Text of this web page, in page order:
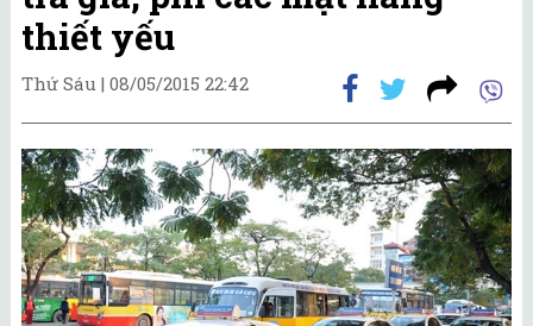
thiết yếu
Thứ Sáu | 08/05/2015 22:42